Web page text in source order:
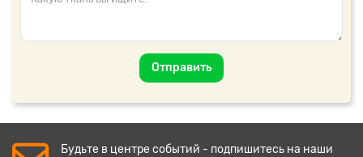
Отправить
Будьте в центре событий - подпишитесь на наши